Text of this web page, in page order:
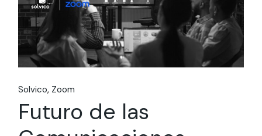
Solvico Zoom
Futuro de las